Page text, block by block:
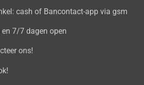
cash of Bancontact-app via gsm
7/7 dagen open
ons!